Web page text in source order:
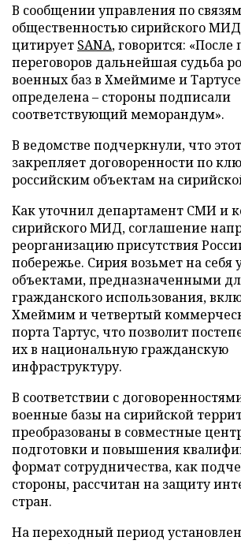
В сообщении управления по
общественностью сирийского
цитирует SANA, говорится: «После
переговоров дальнейшая судьба
военных баз в Хмеймиме и
определена – стороны подписали
соответствующий меморандум».
В ведомстве подчеркнули, что
закрепляет договоренности по
российским объектам на
Как уточнил департамент СМИ и
сирийского МИД, соглашение
реорганизацию присутствия
побережье. Сирия возьмет на себя
объектами, предназначенными
гражданского использования,
Хмеймим и четвертый
порта Тартус, что позволит
их в национальную гражданскую
инфраструктуру.
В соответствии с
военные базы на сирийской
преобразованы в совместные
подготовки и повышения
формат сотрудничества, как
стороны, рассчитан на защиту
стран.
На переходный период